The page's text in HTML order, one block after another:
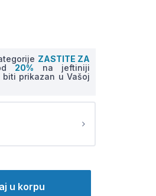
ZASTITE ZA
20% na jeftiniji
prikazan u Vašoj
u korpu